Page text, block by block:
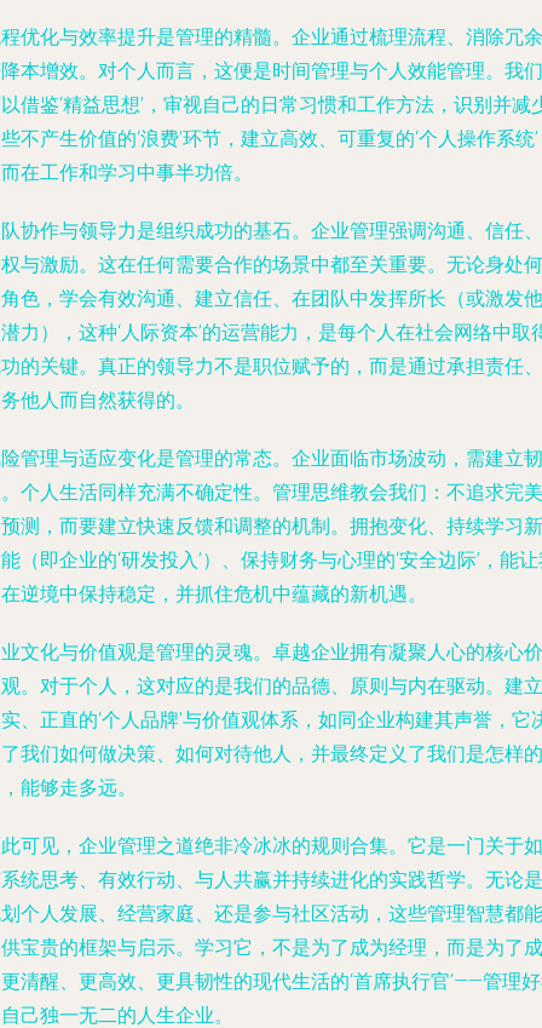
优化与效率提升是管理的精髓。企业通过梳理流程、消除冗余
本增效。对个人而言，这便是时间管理与个人效能管理。我们
借鉴‘精益思想’，审视自己的日常习惯和工作方法，识别并减
不产生价值的‘浪费’环节，建立高效、可重复的‘个人操作系统
在工作和学习中事半功倍。
协作与领导力是组织成功的基石。企业管理强调沟通、信任、
与激励。这在任何需要合作的场景中都至关重要。无论身处何
色，学会有效沟通、建立信任、在团队中发挥所长（或激发他
力），这种‘人际资本’的运营能力，是每个人在社会网络中取
的关键。真正的领导力不是职位赋予的，而是通过承担责任、
他人而自然获得的。
管理与适应变化是管理的常态。企业面临市场波动，需建立韧
个人生活同样充满不确定性。管理思维教会我们：不追求完美
测，而要建立快速反馈和调整的机制。拥抱变化、持续学习新
（即企业的‘研发投入’）、保持财务与心理的‘安全边际’，能
逆境中保持稳定，并抓住危机中蕴藏的新机遇。
文化与价值观是管理的灵魂。卓越企业拥有凝聚人心的核心价
。对于个人，这对应的是我们的品德、原则与内在驱动。建立
、正直的‘个人品牌’与价值观体系，如同企业构建其声誉，它
我们如何做决策、如何对待他人，并最终定义了我们是怎样的
能够走多远。
可见，企业管理之道绝非冷冰冰的规则合集。它是一门关于如
统思考、有效行动、与人共赢并持续进化的实践哲学。无论是
个人发展、经营家庭、还是参与社区活动，这些管理智慧都能
宝贵的框架与启示。学习它，不是为了成为经理，而是为了成
清醒、更高效、更具韧性的现代生活的‘首席执行官’——管理
己独一无二的人生企业。